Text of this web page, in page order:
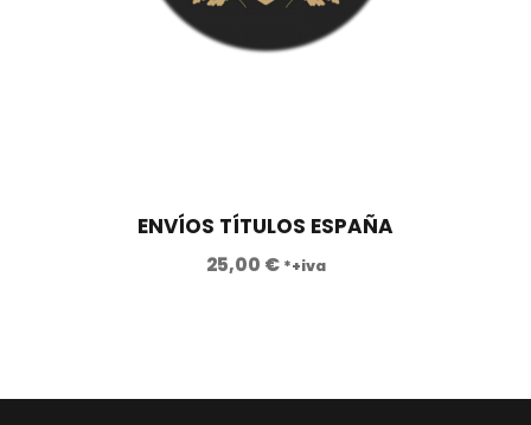
ENVÍOS TÍTULOS ESPAÑA
25,00 € *+iva